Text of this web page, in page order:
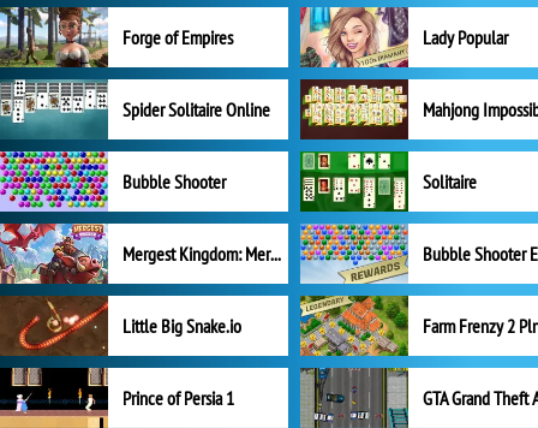
Forge of Empires Lady Popular
Spider Solitaire Online Mahjong
Bubble Shooter Solitaire
Mergest Kingdom: Merge Puzzle
Little Big Snake.io
Prince of Persia 1 GTA Grand Theft